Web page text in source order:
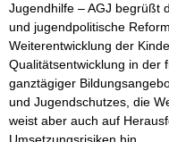
Jugendhilfe – AGJ begrüßt
und jugendpolitische
Weiterentwicklung der
Qualitätsentwicklung in der
ganztägiger
und Jugendschutzes, die
weist aber auch auf